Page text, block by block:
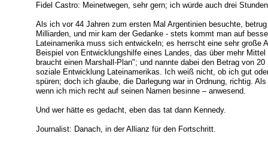
Fidel Castro: Meinetwegen, sehr gern; ich würde auch drei
Als ich vor 44 Jahren zum ersten Mal Argentinien besuchte,
Milliarden, und mir kam der Gedanke - stets kommt man auf
Lateinamerika muss sich entwickeln; es herrscht eine sehr große
Beispiel von Entwicklungshilfe eines Landes, das über mehr
braucht einen Marshall-Plan"; und nannte dabei den Betrag von
soziale Entwicklung Lateinamerikas. Ich weiß nicht, ob ich gut
spüren; doch ich glaube, die Darlegung war in Ordnung, richtig.
wenn ich mich recht auf seinen Namen besinne – anwesend.
Und wer hätte es gedacht, eben das tat dann Kennedy.
Journalist: Danach, in der Allianz für den Fortschritt.